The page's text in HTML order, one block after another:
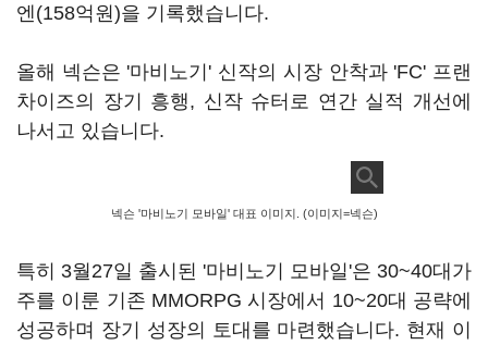
엔(158억원)을 기록했습니다.
올해 넥슨은 '마비노기' 신작의 시장 안착과 'FC' 프랜
차이즈의 장기 흥행, 신작 슈터로 연간 실적 개선에
나서고 있습니다.
넥슨 '마비노기 모바일' 대표 이미지. (이미지=넥슨)
특히 3월27일 출시된 '마비노기 모바일'은 30~40대가
주를 이룬 기존 MMORPG 시장에서 10~20대 공략에
성공하며 장기 성장의 토대를 마련했습니다. 현재 이